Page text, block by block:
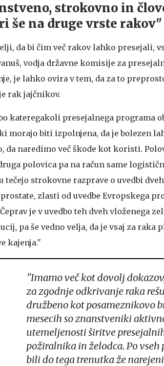
strokovno in
še na druge vrste rakov"
da bi čim več rakov lahko presejali,
vodja državne komisije za
je lahko ovira v tem, da za to
rak jajčnikov.
kateregakoli presejalnega programa
morajo biti izpolnjena, da je bolezen
da naredimo več škode kot koristi.
polovica pa na račun same
tečejo strokovne razprave o uvedbi
zlasti od uvedbe Evropskega
je v uvedbo teh dveh vloženega
pa še vedno velja, da je vsaj za raka
kajenja."
"Imamo več kot dovolj
za zgodnje odkrivanje raka
družbeno kot posameznikovo
mesecih so znanstveniki
utemeljenosti širitve
požiralnika in želodca. Po
bili do tega trenutka že